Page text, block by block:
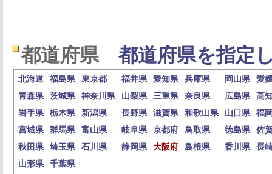
都道府県 都道府県を指定
北海道 福島県 東京都 福井県 愛知県 兵庫県 岡山県
愛
青森県
茨城県 神奈川県 山梨県 三重県 奈良県 広島県
高
岩手県
栃木県 新潟県 長野県 滋賀県 和歌山県 山口県
福
宮城県
群馬県 富山県 岐阜県 京都府 鳥取県 徳島県
佐
秋田県
埼玉県 石川県 静岡県 大阪府 島根県 香川県
長
山形県
千葉県